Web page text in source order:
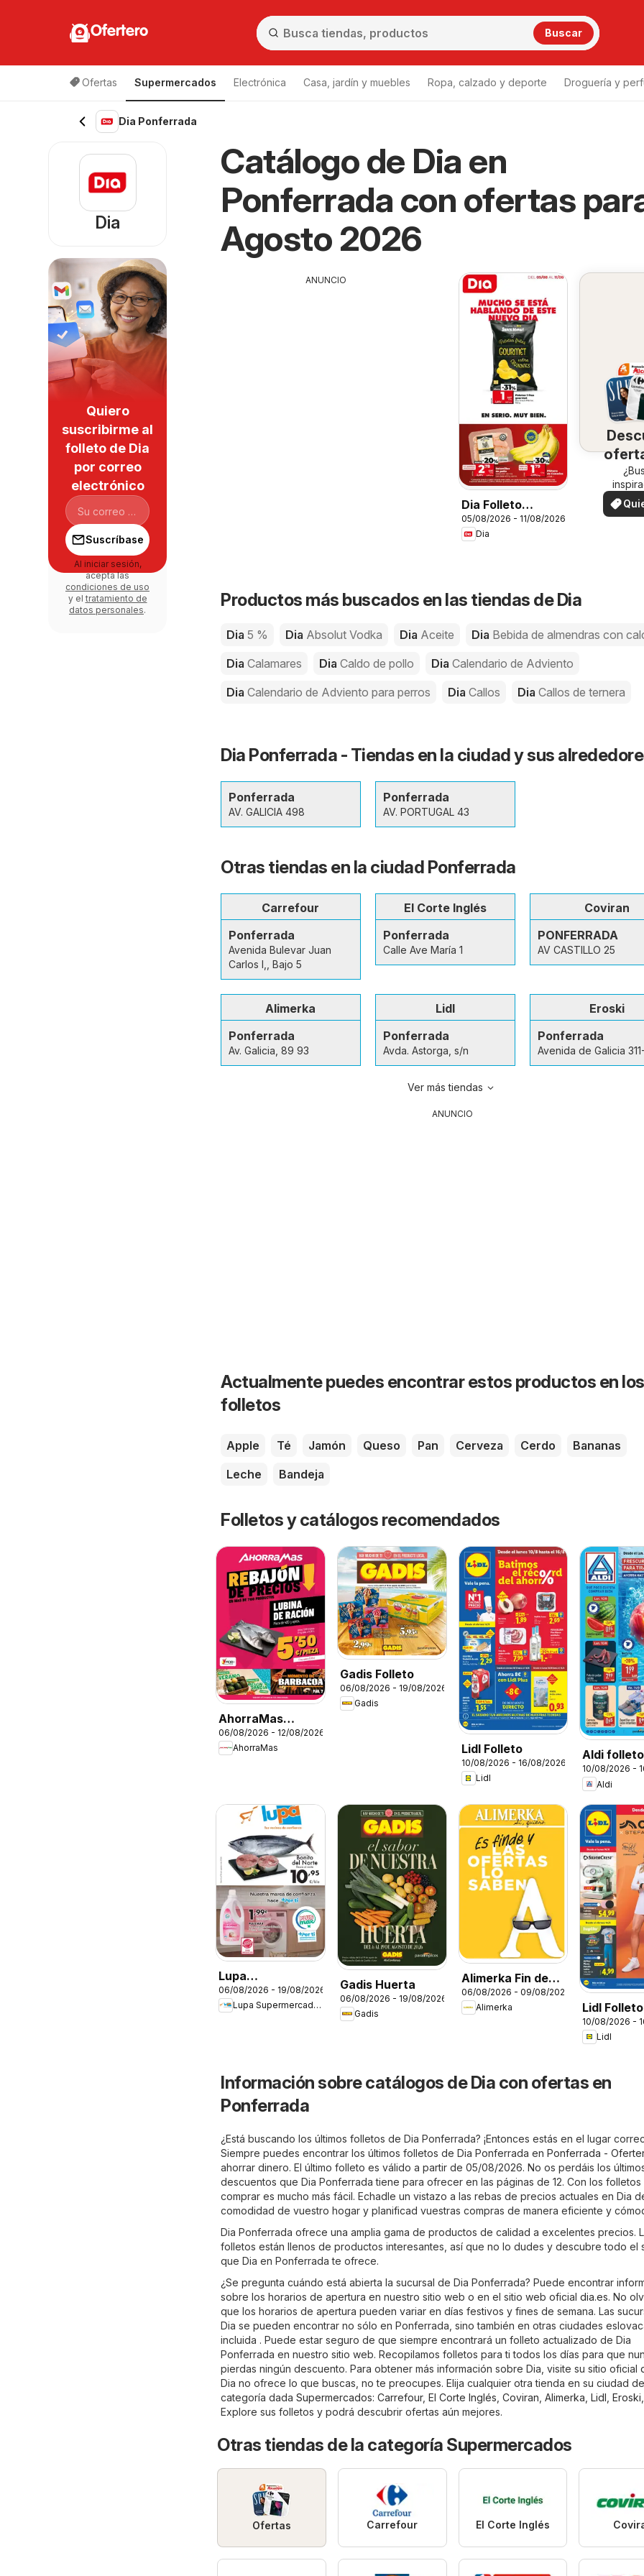
Ofertero Buscar
Ofertas Supermercados Electrónica Casa, jardín y muebles Ropa, calzado y deporte Droguería y
Dia Ponferrada
Catálogo de Dia en
Ponferrada con ofertas
Agosto 2026
ANUNCIO
Dia Folleto
Market
05/08/2026 - 11/08/2026
Dia
su
¡Vea
en su
ver
Productos más buscados en las tiendas de Dia
Dia 5 % Dia Absolut Vodka Dia Aceite Dia Bebida de almendras con
Dia Calamares Dia Caldo de pollo Dia Calendario de Adviento
Dia Calendario de Adviento para perros Dia Callos Dia Callos de ternera
Dia Ponferrada - Tiendas en la ciudad y sus
Ponferrada
AV. GALICIA 498
Ponferrada
AV. PORTUGAL 43
Otras tiendas en la ciudad Ponferrada
Carrefour
Ponferrada
Avenida Bulevar Juan
Carlos I,, Bajo 5
El Corte Inglés
Ponferrada
Calle Ave María 1
Coviran
PONFERRADA
AV CASTILLO 25
Alimerka
Ponferrada
Av. Galicia, 89 93
Lidl
Ponferrada
Avda. Astorga, s/n
Eroski
Ponferrada
Avenida de Galicia
Ver más tiendas
ANUNCIO
Actualmente puedes encontrar estos productos en los
folletos
Apple Té Jamón Queso Pan Cerveza Cerdo
Bananas
Leche
Bandeja
Folletos y catálogos recomendados
AhorraMas
Folleto
06/08/2026 - 12/08/2026
AhorraMas
Gadis Folleto
06/08/2026 - 19/08/2026
Gadis
Lidl Folleto
10/08/2026 - 16/08/2026
Lidl
Aldi folleto
Península
10/08/2026 -
Aldi
Lupa
Supermercados
Folleto
06/08/2026 - 19/08/2026
Lupa Supermercados
Gadis Huerta
06/08/2026 - 19/08/2026
Gadis
Alimerka Fin de
semana
06/08/2026 - 09/08/2026
Alimerka
Lidl
bazar
10/08/2026 -
Lidl
Información sobre catálogos de Dia con ofertas en
Ponferrada
¿Está buscando los últimos folletos de Dia Ponferrada? ¡Entonces estás en el lugar
Siempre puedes encontrar los últimos folletos de Dia Ponferrada en Ponferrada -
ahorrar dinero. El último folleto es válido a partir de 05/08/2026. No os perdáis los
descuentos que Dia Ponferrada tiene para ofrecer en las páginas de 12. Con los folletos
comprar es mucho más fácil. Echadle un vistazo a las rebas de precios actuales en Dia
comodidad de vuestro hogar y planificad vuestras compras de manera eficiente y
Dia Ponferrada ofrece una amplia gama de productos de calidad a excelentes precios.
folletos están llenos de productos interesantes, así que no lo dudes y descubre todo el
que Dia en Ponferrada te ofrece.
¿Se pregunta cuándo está abierta la sucursal de Dia Ponferrada? Puede encontrar
sobre los horarios de apertura en nuestro sitio web o en el sitio web oficial dia.es. No
que los horarios de apertura pueden variar en días festivos y fines de semana. Las
Dia se pueden encontrar no sólo en Ponferrada, sino también en otras ciudades
incluida . Puede estar seguro de que siempre encontrará un folleto actualizado de Dia
Ponferrada en nuestro sitio web. Recopilamos folletos para ti todos los días para que
pierdas ningún descuento. Para obtener más información sobre Dia, visite su sitio oficial
Dia no ofrece lo que buscas, no te preocupes. Elija cualquier otra tienda en su ciudad
categoría dada Supermercados: Carrefour, El Corte Inglés Coviran Alimerka Lidl Eroski
Explore sus folletos y podrá descubrir ofertas aún mejores.
Otras tiendas de la categoría Supermercados
Ofertas Carrefour El Corte Inglés
Dia
Quiero
suscribirme al
folleto de Dia
por correo
electrónico
Suscríbase
Al iniciar sesión,
acepta las
condiciones de uso
y el tratamiento de
datos personales.